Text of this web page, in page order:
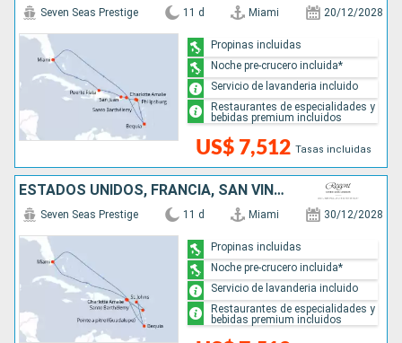
Seven Seas Prestige 11 d Miami 20/12/2028
US$ 7,512 Tasas incluidas
Propinas incluidas
Noche pre-crucero incluida*
Servicio de lavanderia incluido
Restaurantes de especialidades y
bebidas premium incluidos
ESTADOS UNIDOS, FRANCIA, SAN VINCENT Y LAS GRANADINAS
Seven Seas Prestige 11 d Miami 30/12/2028
Propinas incluidas
Noche pre-crucero incluida*
Servicio de lavanderia incluido
Restaurantes de especialidades y
bebidas premium incluidos